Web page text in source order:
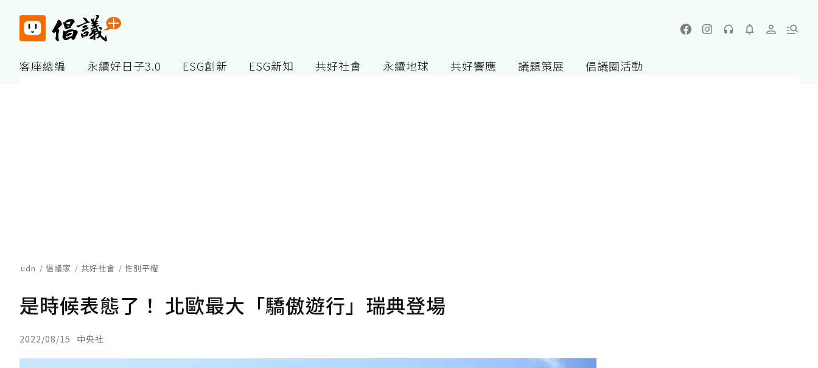
客座總編 永續好日子3.0 ESG創新 ESG新知 共好社會 永續地球 共好響應 議題策展 倡議圈活動
udn 倡議家 共好社會 性別平權
是時候表態了！ 北歐最大「驕傲遊行」瑞典登場
2022/08/15 中央社